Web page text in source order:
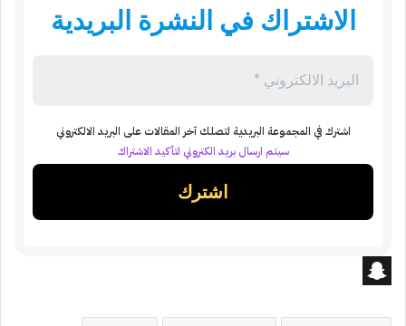
الاشتراك في النشرة البريدية
اشترك في المجموعة البريدية لتصلك آخر المقالات على البريد الالكتروني
سيتم ارسال بريد الكتروني لتأكيد الاشتراك